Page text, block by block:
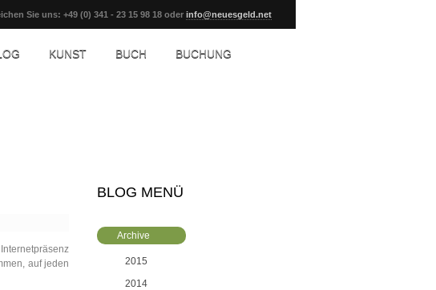
Sie uns: +49 (0) 341 - 23 15 98 18 oder info@neuesgeld.net
KUNST BUCH BUCHUNG
auf jeden
BLOG MENÜ
Archive
2015
2014